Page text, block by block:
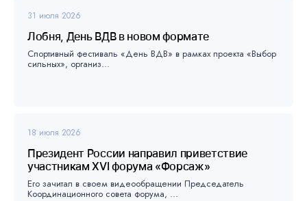
31 июля 2026
Лобня, День ВДВ в новом формате
Спортивный фестиваль «День ВДВ» в рамках проекта «Выбор
сильных», организ...
18 июля 2026
Президент России направил приветствие
участникам XVI форума «Форсаж»
Его зачитал в своем видеообращении Председатель
Координационного совета форума, ...